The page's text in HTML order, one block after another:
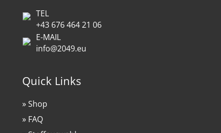
TEL
+43 676 464 21 06
E-MAIL
info@2049.eu
Quick Links
» Shop
» FAQ